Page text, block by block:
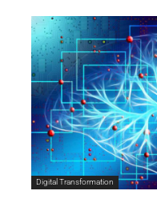
Digital Transformation